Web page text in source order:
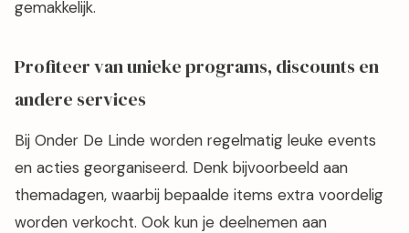
gemakkelijk.
Profiteer van unieke programs, discounts en
andere services
Bij Onder De Linde worden regelmatig leuke events
en acties georganiseerd. Denk bijvoorbeeld aan
themadagen, waarbij bepaalde items extra voordelig
worden verkocht. Ook kun je deelnemen aan